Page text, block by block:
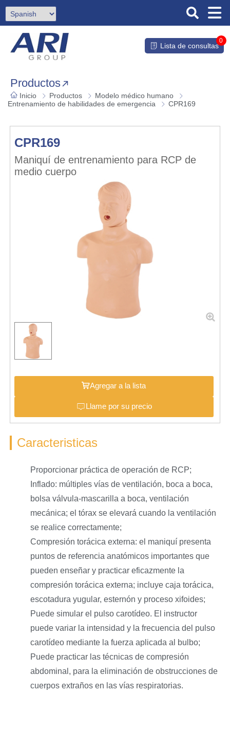
Lista de consultas
0
Productos
Inicio Productos
Modelo médico humano
Entrenamiento de habilidades de emergencia
CPR169
CPR169
Maniquí de entrenamiento para RCP de
medio cuerpo
Agregar a la lista
Llame por su precio
Caracteristicas
Proporcionar práctica de operación de RCP;
Inflado: múltiples vías de ventilación, boca a boca,
bolsa válvula-mascarilla a boca, ventilación
mecánica; el tórax se elevará cuando la ventilación
se realice correctamente;
Compresión torácica externa: el maniquí presenta
puntos de referencia anatómicos importantes que
pueden enseñar y practicar eficazmente la
compresión torácica externa; incluye caja torácica,
escotadura yugular, esternón y proceso xifoides;
Puede simular el pulso carotídeo. El instructor
puede variar la intensidad y la frecuencia del pulso
carotídeo mediante la fuerza aplicada al bulbo;
Puede practicar las técnicas de compresión
abdominal, para la eliminación de obstrucciones de
cuerpos extraños en las vías respiratorias.